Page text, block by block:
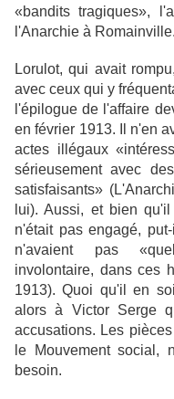
«bandits tragiques»,
l'Anarchie à Romainville.
Lorulot, qui avait
avec ceux qui y
l'épilogue de l'affaire
en février 1913. Il n'en
actes illégaux
sérieusement avec
satisfaisants»
lui). Aussi, et bien
n'était pas engagé,
n'avaient pas
involontaire, dans ces
1913). Quoi qu'il en
alors à Victor Serge
accusations. Les
le Mouvement social,
besoin.